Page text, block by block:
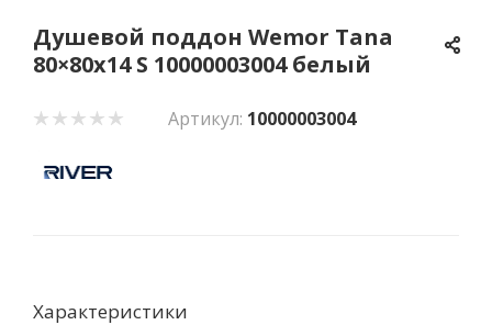
Душевой поддон Wemor Tana
80×80x14 S 10000003004 белый
Артикул: 10000003004
Характеристики